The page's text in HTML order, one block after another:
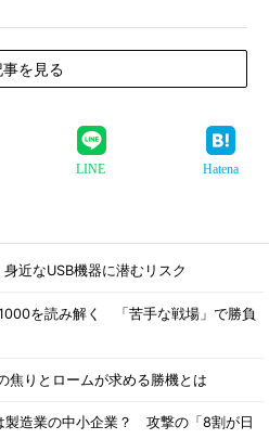
事を見る
LINE Hatena
近なUSB機器に潜むリスク
を読み解く 「苦手な戦場」で勝負
りとロームが求める勝機とは
製造業の中小企業？ 攻撃の「8割が日